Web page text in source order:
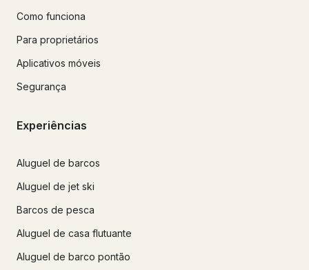
Como funciona
Para proprietários
Aplicativos móveis
Segurança
Experiências
Aluguel de barcos
Aluguel de jet ski
Barcos de pesca
Aluguel de casa flutuante
Aluguel de barco pontão